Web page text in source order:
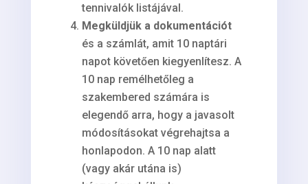
tennivalók listájával.
Megküldjük a dokumentációt
és a számlát, amit 10 naptári
napot követően kiegyenlítesz. A
10 nap remélhetőleg a
szakembered számára is
elegendő arra, hogy a javasolt
módosításokat végrehajtsa a
honlapodon. A 10 nap alatt
(vagy akár utána is)